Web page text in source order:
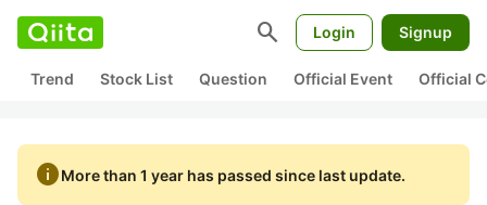
search Login Signup
Trend Stock List Question Official Event Official
infoMore than 1 year has passed since last update.